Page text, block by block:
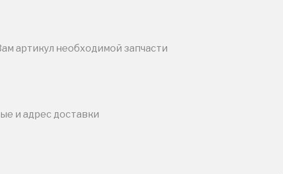
артикул необходимой запчасти
и адрес доставки